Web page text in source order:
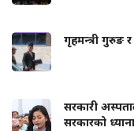
गृहमन्त्री गुरुङ
सरकारी
सरकारको